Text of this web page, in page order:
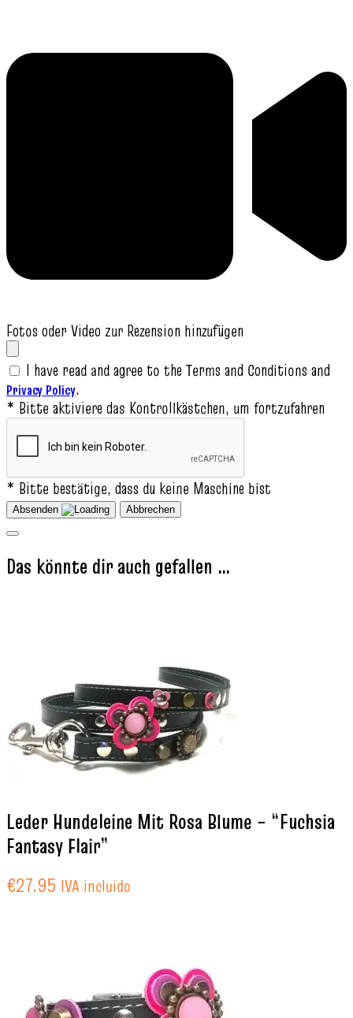
Fotos oder Video zur Rezension hinzufügen
I have read and agree to the Terms and Conditions and
Privacy Policy.
* Bitte aktiviere das Kontrollkästchen, um fortzufahren
* Bitte bestätige, dass du keine Maschine bist
Absenden Abbrechen
Das könnte dir auch gefallen …
Leder Hundeleine Mit Rosa Blume – “Fuchsia
Fantasy Flair”
€27.95 IVA incluido